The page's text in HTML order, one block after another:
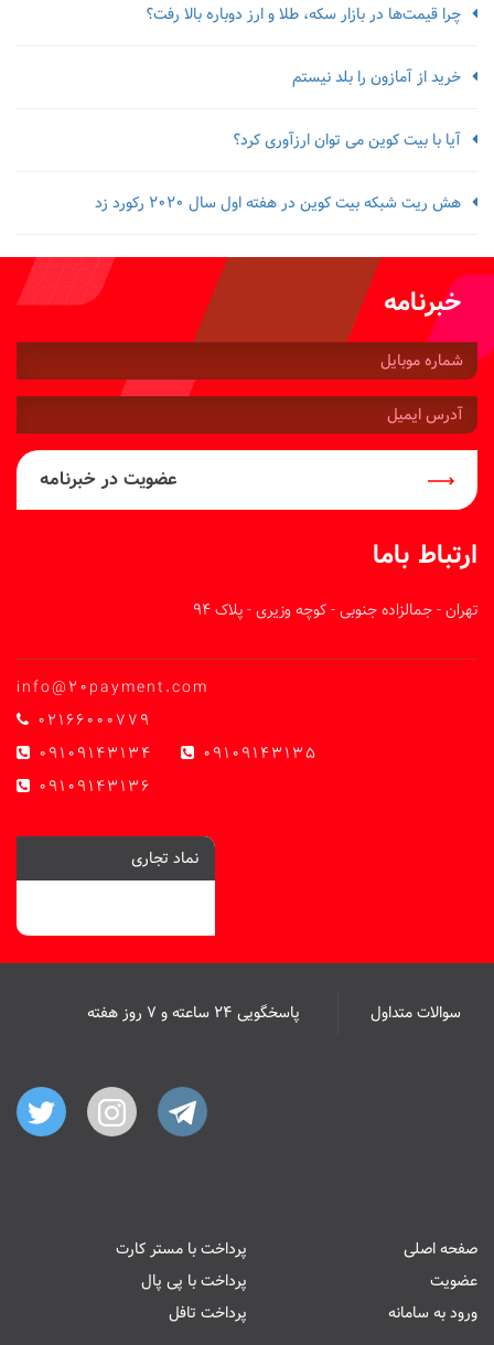
چرا قیمت‌ها در بازار سکه، طلا و ارز دوباره بالا رفت؟
خرید از آمازون را بلد نیستم
آیا با بیت کوین می توان ارزآوری کرد؟
هش ریت شبکه بیت کوین در هفته اول سال 2020 رکورد زد
خبرنامه
شماره
موبایل:
آدرس
ایمیل:
عضویت در خبرنامه
ارتباط باما
تهران - جمالزاده جنوبی - کوچه وزیری - پلاک 94
info@20payment.com
02166000779
09109143134
09109143135
09109143136
نماد تجاری
سوالات متداول پاسخگویی ۲۴ ساعته و ۷ روز هفته
صفحه اصلی
عضویت
ورود به سامانه
پرداخت با مستر کارت
پرداخت با پی پال
پرداخت تافل